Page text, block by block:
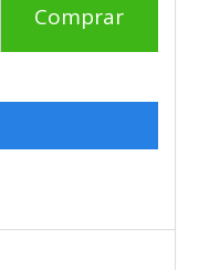
Comprar